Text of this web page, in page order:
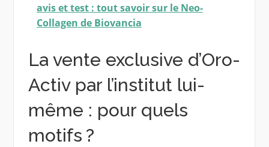
avis et test : tout savoir sur le Neo-
Collagen de Biovancia
La vente exclusive d’Oro-
Activ par l’institut lui-
même : pour quels
motifs ?